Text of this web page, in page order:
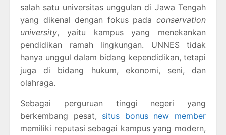
salah satu universitas unggulan di Jawa Tengah
yang dikenal dengan fokus pada conservation
university, yaitu kampus yang menekankan
pendidikan ramah lingkungan. UNNES tidak
hanya unggul dalam bidang kependidikan, tetapi
juga di bidang hukum, ekonomi, seni, dan
olahraga.
Sebagai perguruan tinggi negeri yang
berkembang pesat, situs bonus new member
memiliki reputasi sebagai kampus yang modern,